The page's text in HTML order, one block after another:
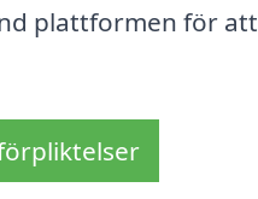
plattformen för